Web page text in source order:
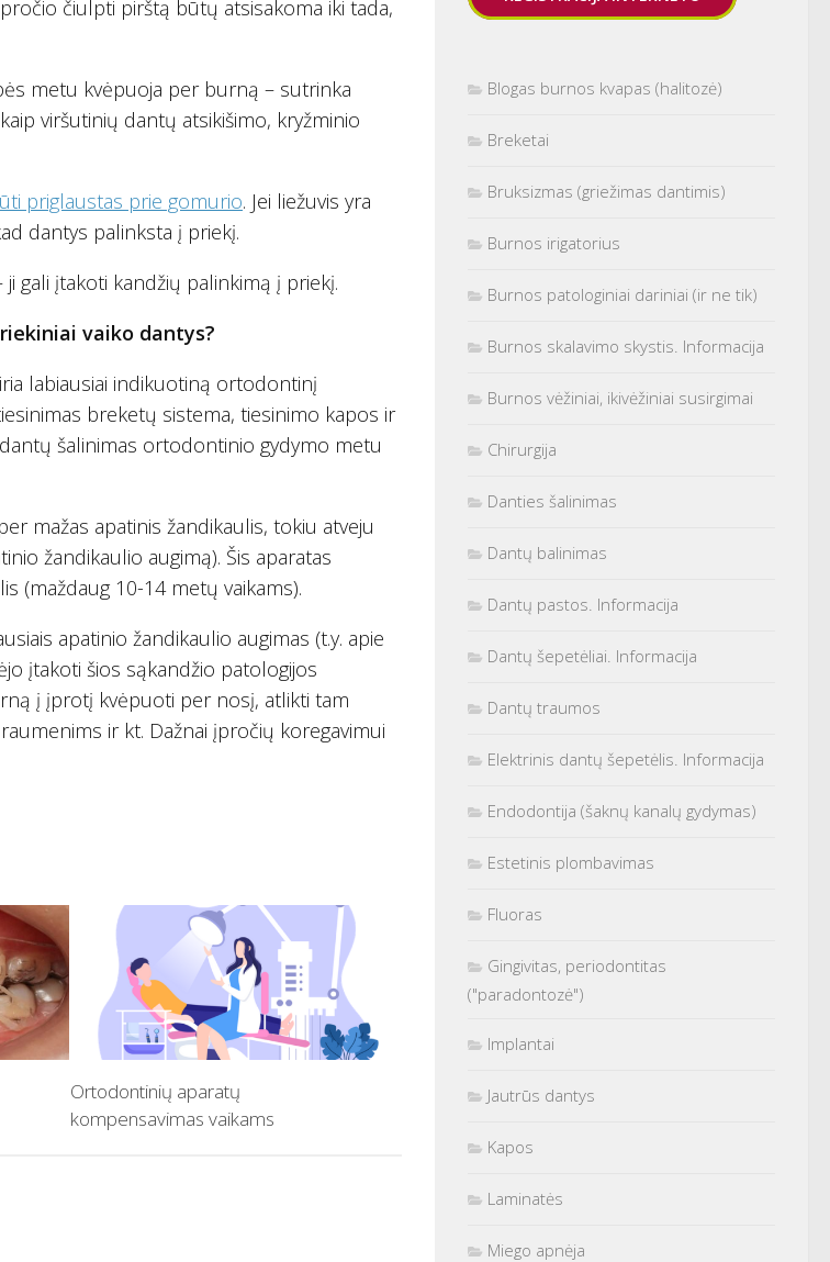
čiulpti pirštą būtų atsisakoma iki tada,
metu kvėpuoja per burną – sutrinka
viršutinių dantų atsikišimo, kryžminio
priglaustas prie gomurio. Jei liežuvis yra
dantys palinksta į priekį.
gali įtakoti kandžių palinkimą į priekį.
vaiko dantys?
labiausiai indikuotiną ortodontinį
breketų sistema, tiesinimo kapos ir
šalinimas ortodontinio gydymo metu
mažas apatinis žandikaulis, tokiu atveju
žandikaulio augimą). Šis aparatas
(maždaug 10-14 metų vaikams).
apatinio žandikaulio augimas (t.y. apie
įtakoti šios sąkandžio patologijos
į įprotį kvėpuoti per nosį, atlikti tam
ir kt. Dažnai įpročių koregavimui
Ortodontinių aparatų
kompensavimas vaikams
Blogas burnos kvapas (halitozė)
Breketai
Bruksizmas (griežimas dantimis)
Burnos irigatorius
Burnos patologiniai dariniai (ir ne tik)
Burnos skalavimo skystis. Informacija
Burnos vėžiniai, ikivėžiniai susirgimai
Chirurgija
Danties šalinimas
Dantų balinimas
Dantų pastos. Informacija
Dantų šepetėliai. Informacija
Dantų traumos
Elektrinis dantų šepetėlis. Informacija
Endodontija (šaknų kanalų gydymas)
Estetinis plombavimas
Fluoras
Gingivitas, periodontitas
("paradontozė")
Implantai
Jautrūs dantys
Kapos
Laminatės
Miego apnėja